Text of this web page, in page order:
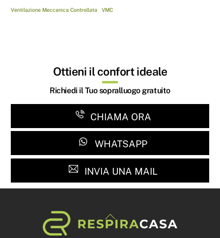
Ventilazione Meccanica Controllata VMC
Ottieni il confort ideale
Richiedi il Tuo sopralluogo gratuito
CHIAMA ORA
WHATSAPP
INVIA UNA MAIL
Back
To